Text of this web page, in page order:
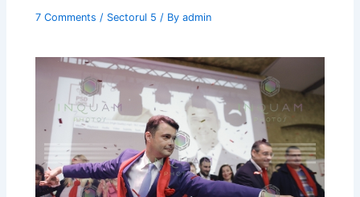
7 Comments / Sectorul 5 / Byadmin